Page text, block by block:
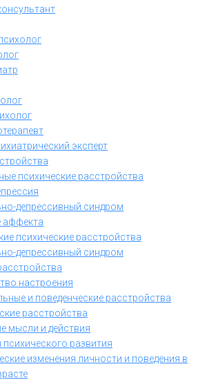
эксперт
психические расстройства
депрессивный синдром
аффекта
психические расстройства
депрессивный синдром
настроения
и поведенческие расстройства
расстройства
мысли и действия
развития
изменения личности и поведения в